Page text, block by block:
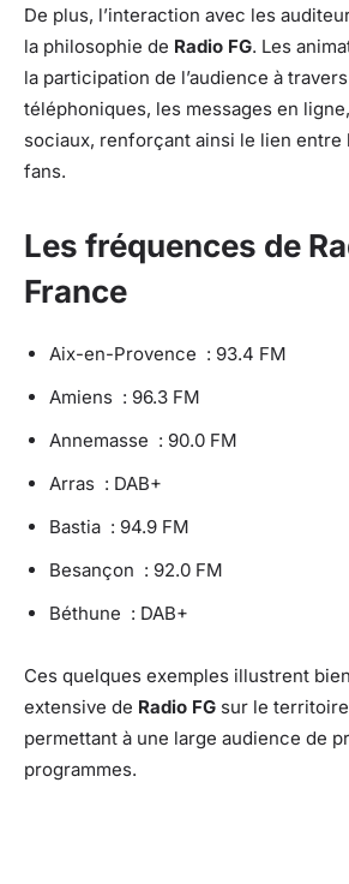
De plus, l’interaction avec les
la philosophie de Radio FG. Les
la participation de l’audience à
téléphoniques, les messages en
sociaux, renforçant ainsi le lien entre
fans.
Les fréquences de
France
Aix-en-Provence : 93.4 FM
Amiens : 96.3 FM
Annemasse : 90.0 FM
Arras : DAB+
Bastia : 94.9 FM
Besançon : 92.0 FM
Béthune : DAB+
Ces quelques exemples illustrent
extensive de Radio FG sur le
permettant à une large audience de
programmes.